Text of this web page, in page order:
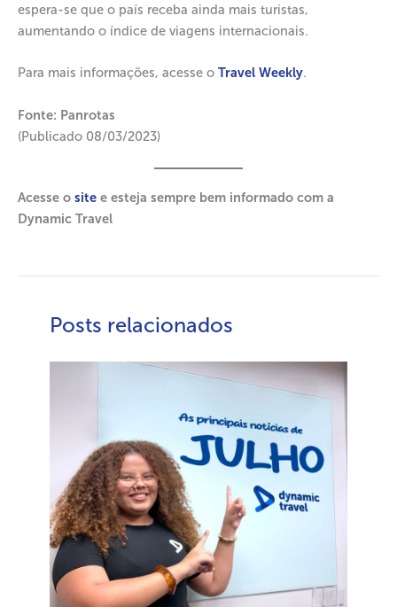
espera-se que o país receba ainda mais turistas,
aumentando o índice de viagens internacionais.
Para mais informações, acesse o Travel Weekly.
Fonte: Panrotas
(Publicado 08/03/2023)
Acesse o site e esteja sempre bem informado com a
Dynamic Travel
Posts relacionados